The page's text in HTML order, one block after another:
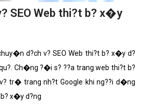
SEO Web thi?t b? x�y
d?ch v? SEO Web thi?t b? x�y d?
Ch�ng ?�i s? ??a trang web thi?t b?
tr� trang nh?t Google khi ng??i d�ng
x�y d?ng